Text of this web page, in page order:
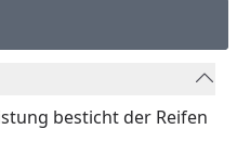
besticht der Reifen